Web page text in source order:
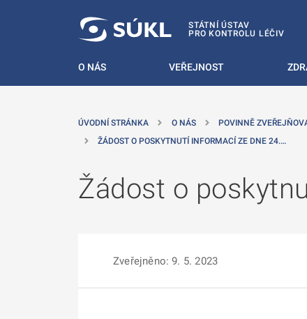
STÁTNÍ ÚSTAV
PRO KONTROLU LÉČIV
O NÁS VEŘEJNOST
ÚVODNÍ STRÁNKA O NÁS POVINNĚ
ŽÁDOST O POSKYTNUTÍ INFORMACÍ ZE DNE 24.…
Žádost o
Zveřejněno: 9. 5. 2023